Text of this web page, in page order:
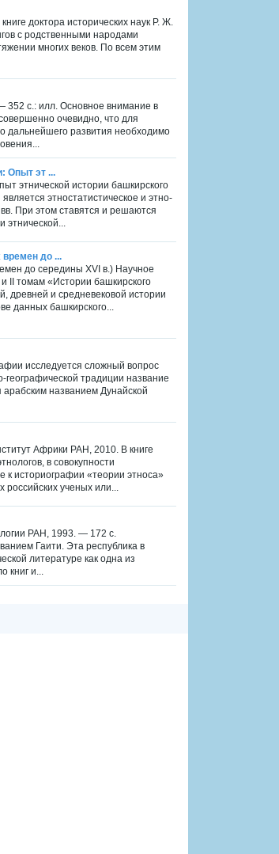
доктора исторических наук Р. Ж.
с родственными народами
многих веков. По всем этим
с.: илл. Основное внимание в
очевидно, что для
дальнейшего развития необходимо
Опыт эт ...
этнической истории башкирского
этностатистическое и этно-
При этом ставятся и решаются
до ...
до середины XVI в.) Научное
томам «Истории башкирского
древней и средневековой истории
данных башкирского...
исследуется сложный вопрос
географической традиции название
названием Дунайской
Африки РАН, 2010. В книге
в совокупности
историографии «теории этноса»
ученых или...
РАН, 1993. — 172 с.
Гаити. Эта республика в
литературе как одна из
и...